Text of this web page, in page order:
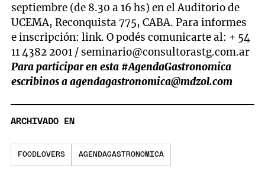
septiembre (de 8.30 a 16 hs) en el Auditorio de
UCEMA, Reconquista 775, CABA. Para informes
e inscripción: link. O podés comunicarte al: + 54
11 4382 2001 / seminario@consultorastg.com.ar
Para participar en esta #AgendaGastronomica
escribinos aagendagastronomica@mdzol.com
ARCHIVADO EN
FOODLOVERS AGENDAGASTRONOMICA